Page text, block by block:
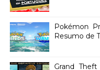
Pokémon
Resumo de
Grand